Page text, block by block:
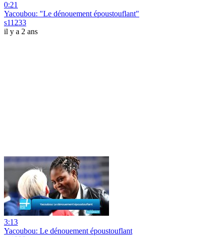
0:21
Yacoubou: "Le dénouement époustouflant"
s11233
il y a 2 ans
3:13
Yacoubou: Le dénouement époustouflant